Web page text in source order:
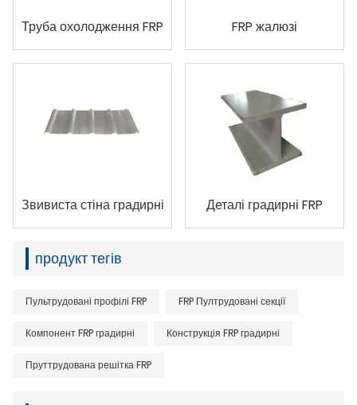
Труба охолодження FRP FRP жалюзі
Звивиста стіна градирні Деталі градирні FRP
продукт тегів
Пультрудовані профілі FRP FRP Пултрудовані секції
Компонент FRP градирні Конструкція FRP градирні
Пруттрудована решітка FRP